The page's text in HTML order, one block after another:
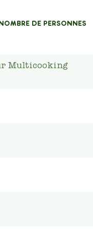
DE PERSONNES
Multicooking